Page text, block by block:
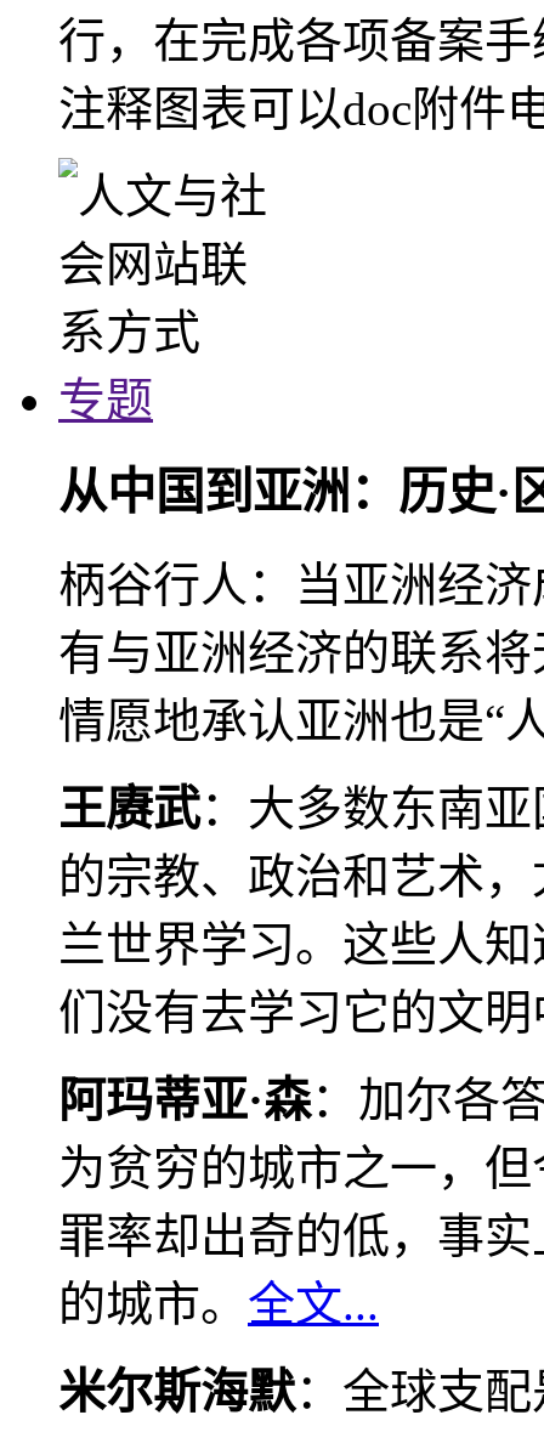
行，在完成各项备案
注释图表可以doc附件
专题
从中国到亚洲：历史·
柄谷行人：当亚洲经
有与亚洲经济的联系
情愿地承认亚洲也是“
王赓武：大多数东南
的宗教、政治和艺术
兰世界学习。这些人
们没有去学习它的文
阿玛蒂亚·森：加尔各
为贫穷的城市之一，
罪率却出奇的低，事
的城市。 全文...
米尔斯海默：全球支